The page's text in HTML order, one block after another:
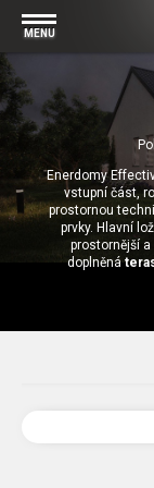
MENU
Prohlížet vše v
Concept
Exclusive
Effective
Prohlížet vše v
Typové
Prohlížet vše v
Zděné
Prohlížet vše v
Pracovní pozice
Prohlížet vše v
7
RD
Prohlížet vše v
Za
Enerdomy
vstupní část,
prostornou
prvky. Hlavní
prostornější
doplněná